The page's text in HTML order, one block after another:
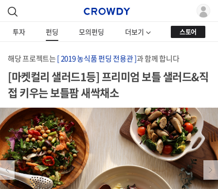
투자 펀딩 모의펀딩 더보기 스토어
해당 프로젝트는[ 2019 농식품 펀딩 전용관 ]과 함께 합니다
[마켓컬리 샐러드1등] 프리미엄 보틀 샐러드&직
접 키우는 보틀팜 새싹채소
Previous Next